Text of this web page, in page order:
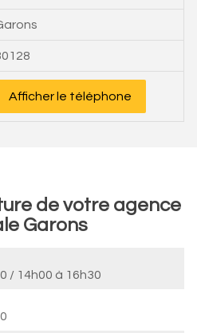
Afficher le téléphone
de votre agence
Garons
/ 14h00 à 16h30